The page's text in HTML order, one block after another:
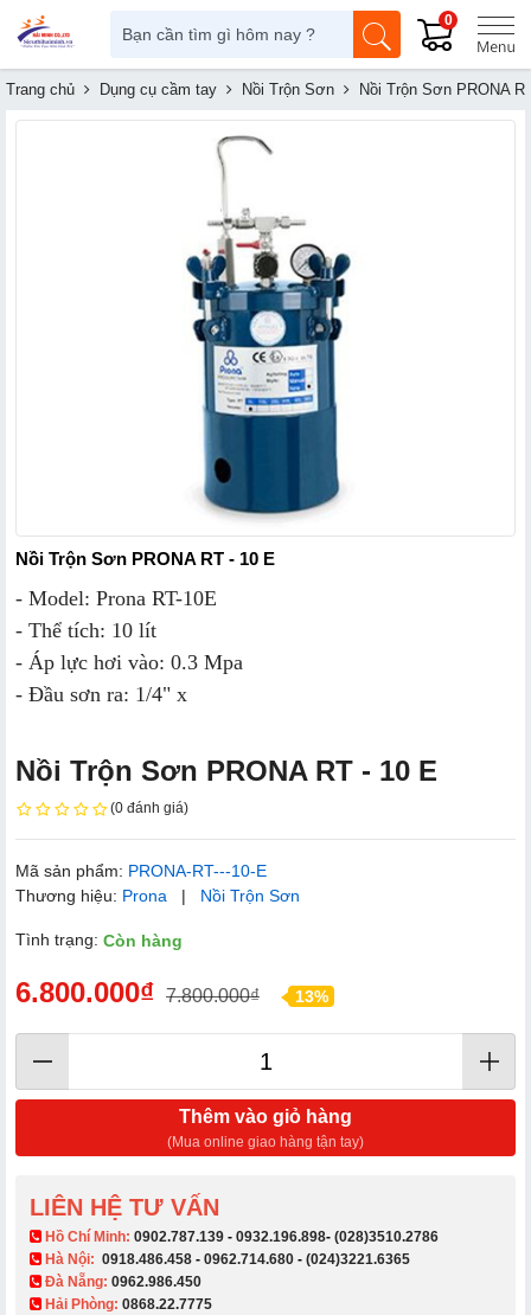
0
Trang chủ Dụng cụ cầm tay Nồi Trộn Sơn Nồi Trộn Sơn PRONA
Nồi Trộn Sơn PRONA RT - 10 E
- Model: Prona RT-10E
- Thể tích: 10 lít
- Áp lực hơi vào: 0.3 Mpa
- Đầu sơn ra: 1/4" x
Nồi Trộn Sơn PRONA RT - 10 E
(0 đánh giá)
Mã sản phẩm: PRONA-RT---10-E
Thương hiệu: Prona | Nồi Trộn Sơn
Tình trạng: Còn hàng
6.800.000₫ 7.800.000₫ 13%
Thêm vào giỏ hàng
(Mua online giao hàng tận tay)
LIÊN HỆ TƯ VẤN
​ Hồ Chí Minh: 0902.787.139 - 0932.196.898- (028)3510.2786
Hà Nội: 0918.486.458 - 0962.714.680 - (024)3221.6365
Đà Nẵng: 0962.986.450
Hải Phòng: 0868.22.7775